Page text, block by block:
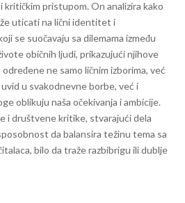
kritičkim pristupom. On analizira kako
uticati na lični identitet i
se suočavaju sa dilemama između
običnih ljudi, prikazujući njihove
ne samo ličnim izborima, već
u svakodnevne borbe, već i
oblikuju naša očekivanja i ambicije.
i društvene kritike, stvarajući dela
da balansira težinu tema sa
bilo da traže razbibrigu ili dublje